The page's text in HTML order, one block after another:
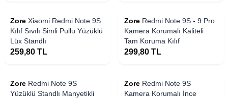
Zore Xiaomi Redmi Note 9S
Kılıf Sıvılı Simli Pullu Yüzüklü
Lüx Standlı
259,80 TL
Zore Redmi Note 9S - 9 Pro
Kamera Korumalı Kaliteli
Tam Koruma Kılıf
299,80 TL
Zore Redmi Note 9S
Yüzüklü Standlı Manyetikli
Zore Redmi Note 9S
Kamera Korumalı İnce